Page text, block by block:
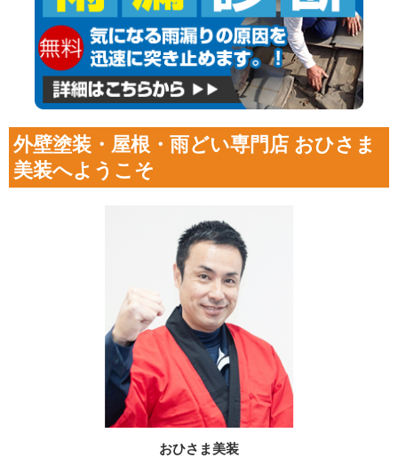
外壁塗装・屋根・雨どい専門店 おひさま
美装へようこそ
おひさま美装